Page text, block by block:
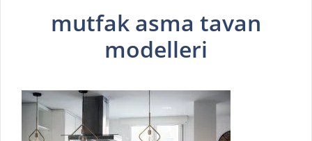
mutfak asma tavan
modelleri